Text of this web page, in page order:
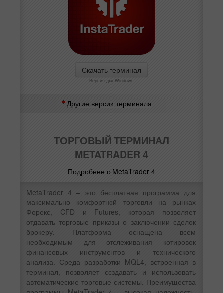
Скачать терминал
Версия для Windows
Другие версии терминала
ТОРГОВЫЙ ТЕРМИНАЛ
METATRADER 4
Подробнее о MetaTrader 4
MetaTrader 4 – это бесплатная программа для
максимально комфортной торговли на рынках
Форекс, CFD и Futures, которая позволяет
отдавать торговые приказы о заключении сделок
брокеру. Платформа оснащена всем
необходимым для отслеживания котировок
финансовых инструментов и технического
анализа. Среда разработки MQL4, встроенная в
терминал, позволяет создавать и использовать
автоматические торговые системы. Преимущества